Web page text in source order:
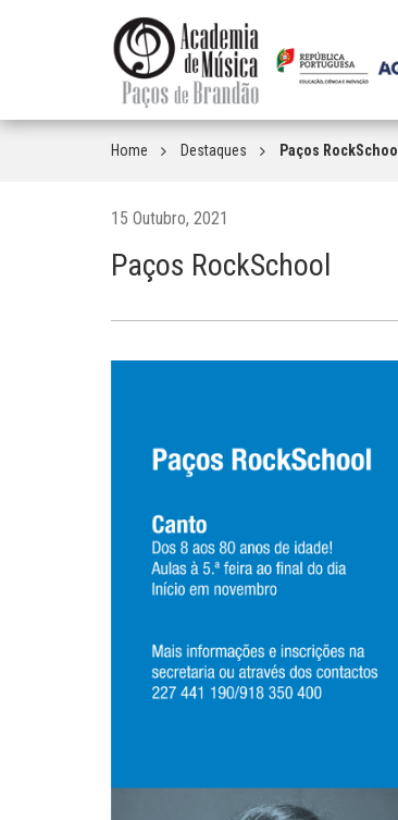
Home Destaques Paços RockSchool
15 Outubro, 2021
Paços RockSchool